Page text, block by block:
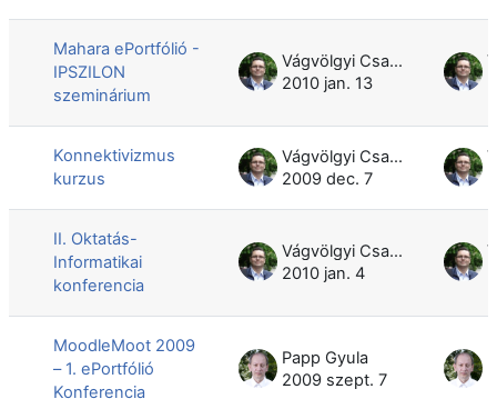
Mahara ePortfólió -
IPSZILON
szeminárium
Vágvölgyi Csaba
2010 jan. 13
Konnektivizmus
kurzus
Vágvölgyi Csaba
2009 dec. 7
II. Oktatás-
Informatikai
konferencia
Vágvölgyi Csaba
2010 jan. 4
MoodleMoot 2009
– 1. ePortfólió
Konferencia
Papp Gyula
2009 szept. 7